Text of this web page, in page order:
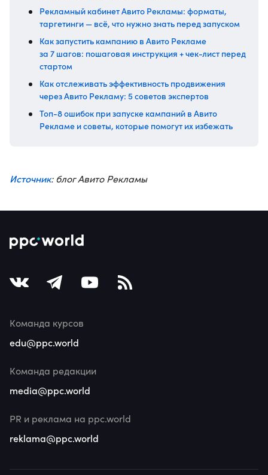
Рекламный кабинет Авито Рекламы: форматы,
таргетинги — всё, что нужно знать перед запуском
Как запустить кампанию в Авито Рекламе
за 7 шагов: пошаговая инструкция + чек-лист перед
стартом
Как отслеживать эффективность продвижения
через Авито Рекламу: 5 советов экспертов
Топ-8 ошибок при запуске кампаний в Авито
Рекламе и советы, которые помогут их избежать
Источник: блог Авито Рекламы
Команда курсов
edu@ppc.world
Команда редакции
media@ppc.world
PR и реклама на ppc.world
reklama@ppc.world